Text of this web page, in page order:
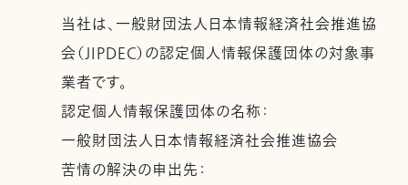
当社は、一般財団法人日本情報経済社会推進協
会（JIPDEC）の認定個人情報保護団体の対象事
業者です。
認定個人情報保護団体の名称：
一般財団法人日本情報経済社会推進協会
苦情の解決の申出先：